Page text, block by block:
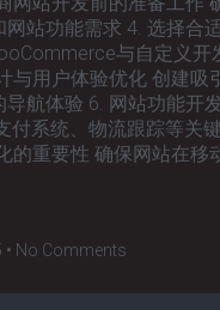
站功能需求 4. 选择合
与自定义开
与用户体验优化 创建吸
导航体验 6. 网站功能开
付系统、物流跟踪等关
的重要性 确保网站在移
No Comments